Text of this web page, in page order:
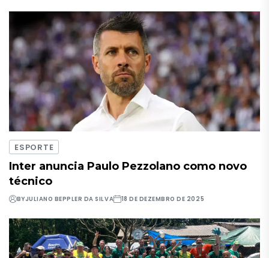
ESPORTE
Inter anuncia Paulo Pezzolano como novo
técnico
BYJULIANO BEPPLER DA SILVA 18 DE DEZEMBRO DE 2025